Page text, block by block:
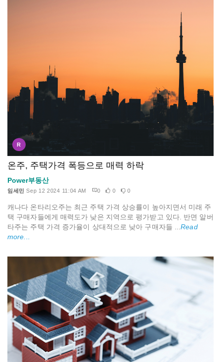
R
온주, 주택가격 폭등으로 매력 하락
Power부동산
임세민 Sep 12 2024 11:04 AM 0 0 0
캐나다 온타리오주는 최근 주택 가격 상승률이 높아지면서 미래 주
택 구매자들에게 매력도가 낮은 지역으로 평가받고 있다. 반면 알버
타주는 주택 가격 증가율이 상대적으로 낮아 구매자들 ...Read
more...